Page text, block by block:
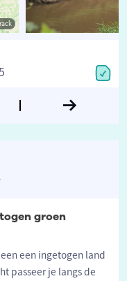
groen
een ingetogen land
passeer je langs de